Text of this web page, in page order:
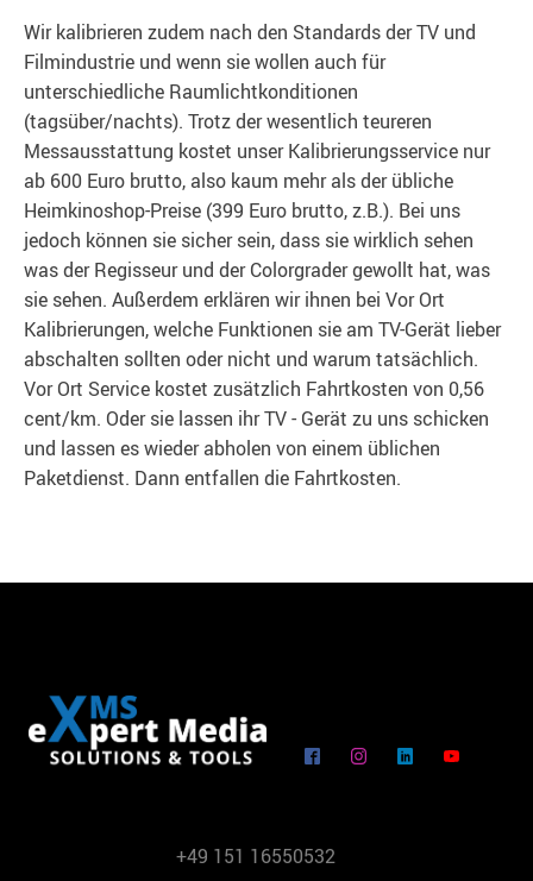
Wir kalibrieren zudem nach den Standards der TV und
Filmindustrie und wenn sie wollen auch für
unterschiedliche Raumlichtkonditionen
(tagsüber/nachts). Trotz der wesentlich teureren
Messausstattung kostet unser Kalibrierungsservice nur
ab 600 Euro brutto, also kaum mehr als der übliche
Heimkinoshop-Preise (399 Euro brutto, z.B.). Bei uns
jedoch können sie sicher sein, dass sie wirklich sehen
was der Regisseur und der Colorgrader gewollt hat, was
sie sehen. Außerdem erklären wir ihnen bei Vor Ort
Kalibrierungen, welche Funktionen sie am TV-Gerät lieber
abschalten sollten oder nicht und warum tatsächlich.
Vor Ort Service kostet zusätzlich Fahrtkosten von 0,56
cent/km. Oder sie lassen ihr TV - Gerät zu uns schicken
und lassen es wieder abholen von einem üblichen
Paketdienst. Dann entfallen die Fahrtkosten.
+49 151 16550532